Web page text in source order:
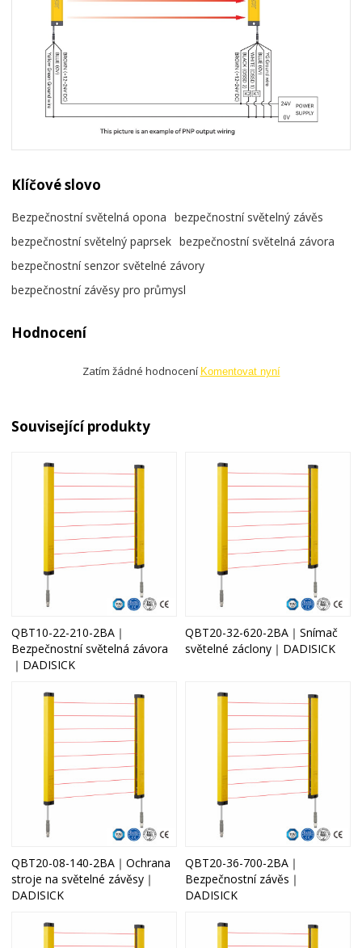
Klíčové slovo
Bezpečnostní světelná opona
bezpečnostní světelný závěs
bezpečnostní světelný paprsek bezpečnostní světelná závora
bezpečnostní senzor světelné závory
bezpečnostní závěsy pro průmysl
Hodnocení
Zatím žádné hodnocení Komentovat nyní
Související produkty
QBT10-22-210-2BA｜
Bezpečnostní světelná závora
｜DADISICK
QBT20-32-620-2BA｜Snímač
světelné záclony｜DADISICK
QBT20-08-140-2BA｜Ochrana
stroje na světelné závěsy｜
DADISICK
QBT20-36-700-2BA｜
Bezpečnostní závěs｜
DADISICK